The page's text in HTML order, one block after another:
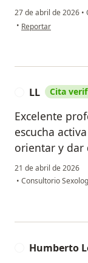
27 de abril de 2026 •
• en opinión del
Reportar
LL Cita
Excelente
escucha
orientar y dar
21 de abril de 2026
• Consultorio
Humberto